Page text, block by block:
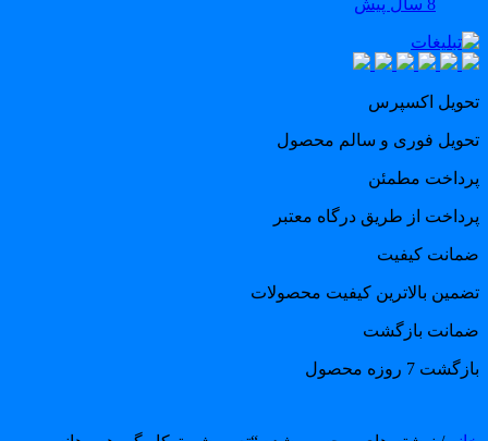
اکسپرس
فوری و سالم محصول
مطمئن
از طریق درگاه معتبر
کیفیت
بالاترین کیفیت محصولات
بازگشت
7 روزه محصول